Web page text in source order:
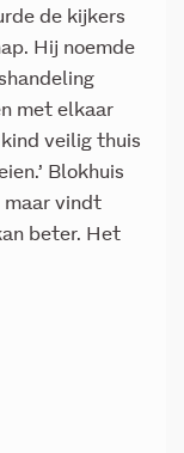
de kijkers
Hij noemde
met elkaar
veilig thuis
Blokhuis
maar vindt
beter. Het